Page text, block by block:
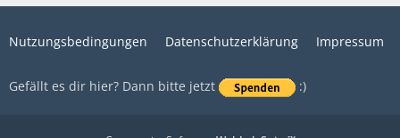
Nutzungsbedingungen Datenschutzerklärung Impressum
Gefällt es dir hier? Dann bitte jetzt :)